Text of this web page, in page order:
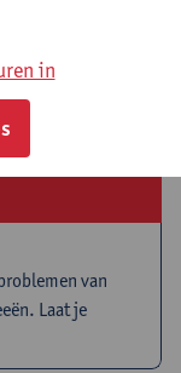
van
Laat je
in